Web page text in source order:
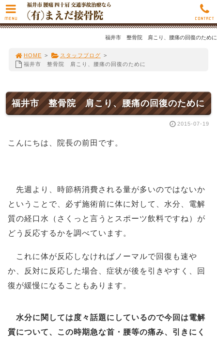
福井市 整骨院 肩こり、腰痛の回復のために
HOME > スタッフブログ >
福井市 整骨院 肩こり、腰痛の回復のために
福井市 整骨院 肩こり、腰痛の回復のために
2015-07-19
こんにちは、院長の前田です。
先週より、時節柄消費される量が多いのではないか
ということで、必ず施術前に体に対して、水分、電解
質の経口水（さくっと言うとスポーツ飲料ですね）が
どう反応するかを調べています。
これに体が反応しなければノーマルで回復も速や
か、反対に反応した場合、症状が後を引きやすく、回
復が緩慢になることもあります。
水分に関しては度々話題にしているので今回は電解
質について、この時期急な首・腰等の痛み、引きにく
MENU CONTACT